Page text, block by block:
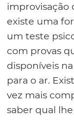
improvisação
existe uma
um teste
com provas
disponíveis
para o ar.
vez mais
saber qual